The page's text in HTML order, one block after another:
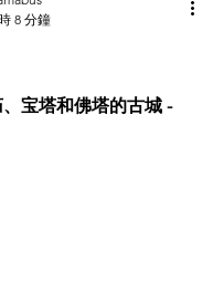
8 分鐘
宝塔和佛塔的古城 -